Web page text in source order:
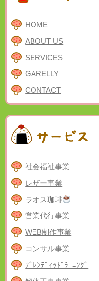
HOME
ABOUT US
SERVICES
GARELLY
CONTACT
社会福祉事業
レザー事業
ラオス珈琲
営業代行事業
WEB制作事業
コンサル事業
ﾌﾞﾚﾝﾃﾞｨｯﾄﾞﾗｰﾆﾝｸﾞ